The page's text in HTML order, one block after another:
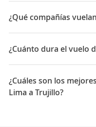
Las mejores compañías
son: Wizzair Air Malta,
¿Qué compañías
Las compañías que
LATAM Airlines, Avianca,
JetSmart Peru, JetSmart
¿Cuánto dura el vuelo
La duración media para
01:15
¿Cuáles son los
Lima a Trujillo?